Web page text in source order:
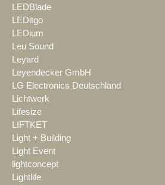
LEDBlade
LEDitgo
LEDium
Leu Sound
Leyard
Leyendecker GmbH
LG Electronics Deutschland
Lichtwerk
Lifesize
LIFTKET
Light + Building
Light Event
lightconcept
Lightlife